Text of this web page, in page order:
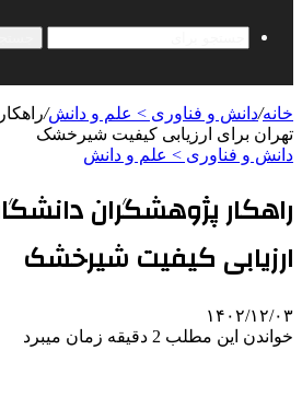
خانه/دانش و فناوری > علم و دانش/
تهران برای ارزیابی کیفیت شیرخشک
دانش و فناوری > علم و دانش
راهکار پژوهشگران
ارزیابی کیفیت شیرخشک
۱۴۰۲/۱۲/۰۳
خواندن این مطلب 2 دقیقه زمان میبرد